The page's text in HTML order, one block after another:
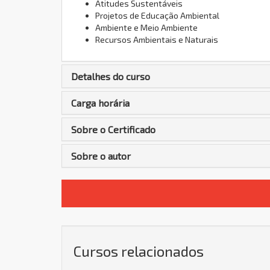
Atitudes Sustentáveis
Projetos de Educação Ambiental
Ambiente e Meio Ambiente
Recursos Ambientais e Naturais
Detalhes do curso
Carga horária
Sobre o Certificado
Sobre o autor
Cursos relacionados